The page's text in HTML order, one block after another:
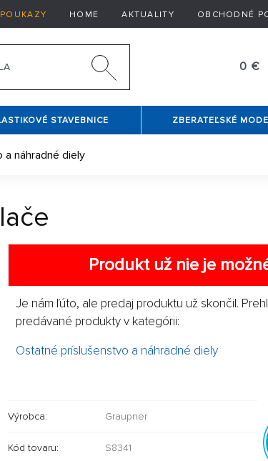
HOME AKTUALITY OBCHODNÉ
0 €
STAVEBNICE ZBERATEĽSKÉ
náhradné diely
Produkt už nie je
Je nám ľúto, ale predaj produktu už skončil.
predávané produkty v kategórii:
Ostatné príslušenstvo a náhradné diely
Výrobca: Graupner
Kód tovaru: S8341